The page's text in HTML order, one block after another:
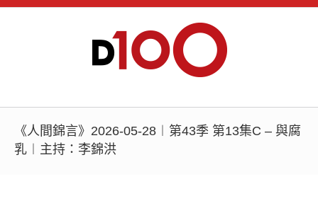
《人間錦言》2026-05-28︱第43季 第13集C – 與腐
乳︱主持：李錦洪